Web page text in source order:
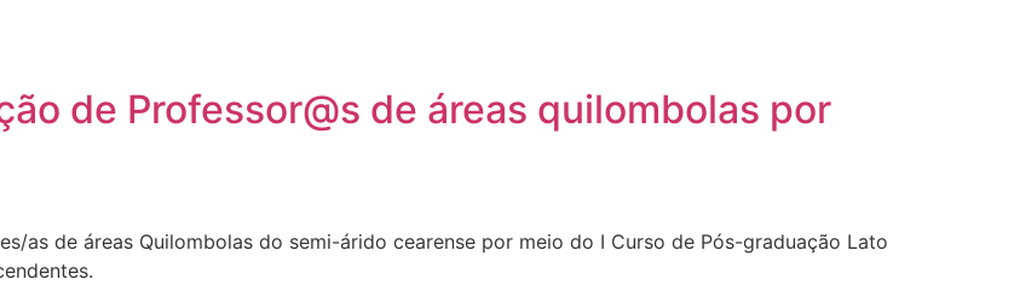
de Professor@s de áreas quilombolas por
as de áreas Quilombolas do semi-árido cearense por meio do I Curso de Pós-graduação Lato